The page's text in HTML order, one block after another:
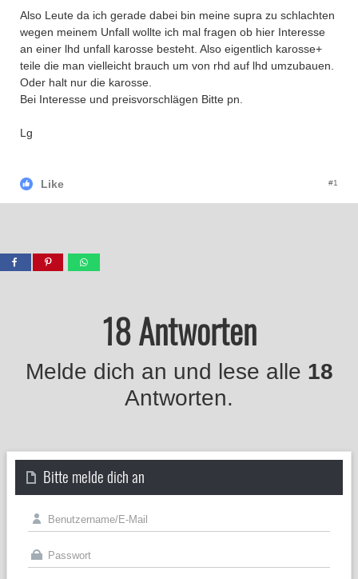
Also Leute da ich gerade dabei bin meine supra zu schlachten
wegen meinem Unfall wollte ich mal fragen ob hier Interesse
an einer lhd unfall karosse besteht. Also eigentlich karosse+
teile die man vielleicht brauch um von rhd auf lhd umzubauen.
Oder halt nur die karosse.
Bei Interesse und preisvorschlägen Bitte pn.
Lg
Like #1
18 Antworten
Melde dich an und lese alle 18
Antworten.
Bitte melde dich an